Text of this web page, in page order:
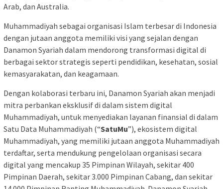
Arab, dan Australia.
Muhammadiyah sebagai organisasi Islam terbesar di Indonesia
dengan jutaan anggota memiliki visi yang sejalan dengan
Danamon Syariah dalam mendorong transformasi digital di
berbagai sektor strategis seperti pendidikan, kesehatan, sosial
kemasyarakatan, dan keagamaan.
Dengan kolaborasi terbaru ini, Danamon Syariah akan menjadi
mitra perbankan eksklusif di dalam sistem digital
Muhammadiyah, untuk menyediakan layanan finansial di dalam
Satu Data Muhammadiyah (“SatuMu”), ekosistem digital
Muhammadiyah, yang memiliki jutaan anggota Muhammadiyah
terdaftar, serta mendukung pengelolaan organisasi secara
digital yang mencakup 35 Pimpinan Wilayah, sekitar 400
Pimpinan Daerah, sekitar 3.000 Pimpinan Cabang, dan sekitar